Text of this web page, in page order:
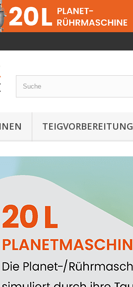
TEIGVORBEREITUNG